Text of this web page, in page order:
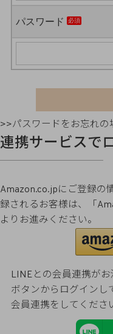
パスワード
>>パスワードをお忘れの
連携サービスで
Amazon.co.jpにご登録の
録されるお客様は、「
よりお進みください。
LINEとの会員連携が
ボタンからログインし
会員連携をしてくださ